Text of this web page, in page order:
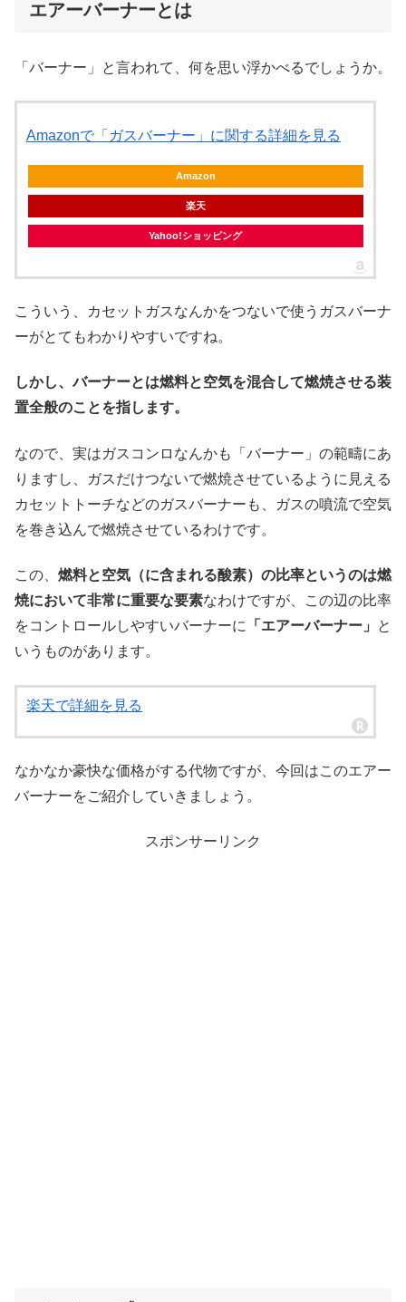
エアーバーナーとは
「バーナー」と言われて、何を思い浮かべるでしょうか。
Amazonで「ガスバーナー」に関する詳細を見る
Amazon
楽天
Yahoo!ショッピング
こういう、カセットガスなんかをつないで使うガスバーナ
ーがとてもわかりやすいですね。
しかし、バーナーとは燃料と空気を混合して燃焼させる装
置全般のことを指します。
なので、実はガスコンロなんかも「バーナー」の範疇にあ
りますし、ガスだけつないで燃焼させているように見える
カセットトーチなどのガスバーナーも、ガスの噴流で空気
を巻き込んで燃焼させているわけです。
この、 燃料と空気（に含まれる酸素）の比率というのは燃
焼において非常に重要な要素なわけですが、この辺の比率
をコントロールしやすいバーナーに
「エアーバーナー」
と
いうものがあります。
楽天で詳細を見る
なかなか豪快な価格がする代物ですが、今回はこのエアー
バーナーをご紹介していきましょう。
スポンサーリンク